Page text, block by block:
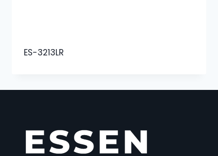
ES-3213LR